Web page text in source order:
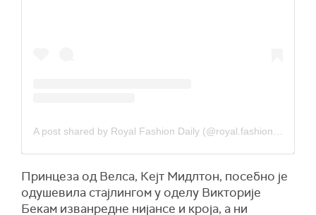
Принцеза од Велса, Кејт Мидлтон, посебно је
одушевила стајлингом у оделу Викторије
Бекам изванредне нијансе и кроја, а ни